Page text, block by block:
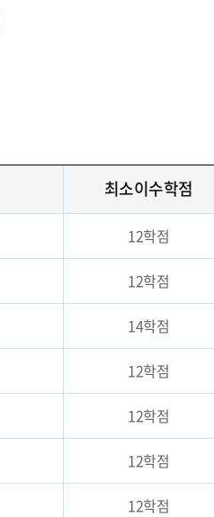
최소이수학점
12학점
12학점
14학점
12학점
12학점
12학점
12학점